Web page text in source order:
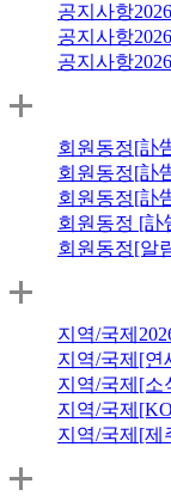
공지사항
공지사항
공지사항
회원동정[訃
회원동정[訃
회원동정[訃
회원동정 [訃
회원동정[알
지역/국제
지역/국제 [연
지역/국제 [소
지역/국제
지역/국제 [제